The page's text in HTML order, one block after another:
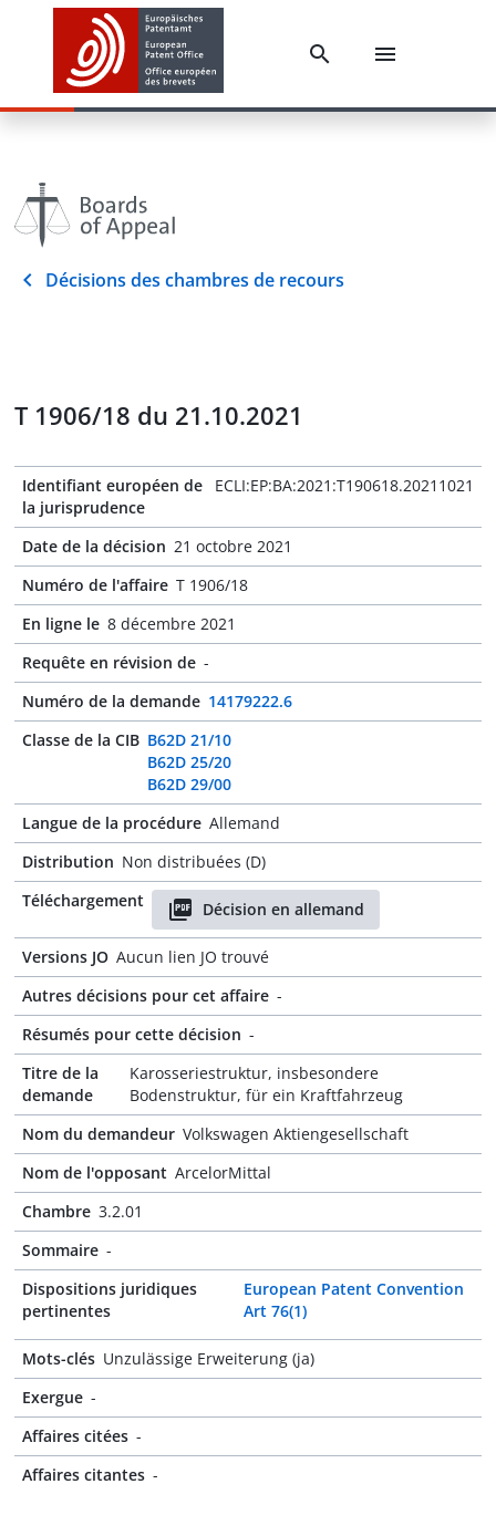
Décisions des chambres de recours
T 1906/18 du 21.10.2021
Identifiant européen de
la jurisprudence
ECLI:EP:BA:2021:T190618.20211021
Date de la décision 21 octobre 2021
Numéro de l'affaire T 1906/18
En ligne le 8 décembre 2021
Requête en révision de -
Numéro de la demande 14179222.6
Classe de la CIB B62D 21/10
B62D 25/20
B62D 29/00
Langue de la procédure Allemand
Distribution Non distribuées (D)
Téléchargement
Décision en allemand
Versions JO Aucun lien JO trouvé
Autres décisions pour cet affaire -
Résumés pour cette décision -
Titre de la
demande
Karosseriestruktur, insbesondere
Bodenstruktur, für ein Kraftfahrzeug
Nom du demandeur Volkswagen Aktiengesellschaft
Nom de l'opposant ArcelorMittal
Chambre 3.2.01
Sommaire -
Dispositions juridiques
pertinentes
European Patent Convention
Art 76(1)
Mots-clés Unzulässige Erweiterung (ja)
Exergue -
Affaires citées -
Affaires citantes -